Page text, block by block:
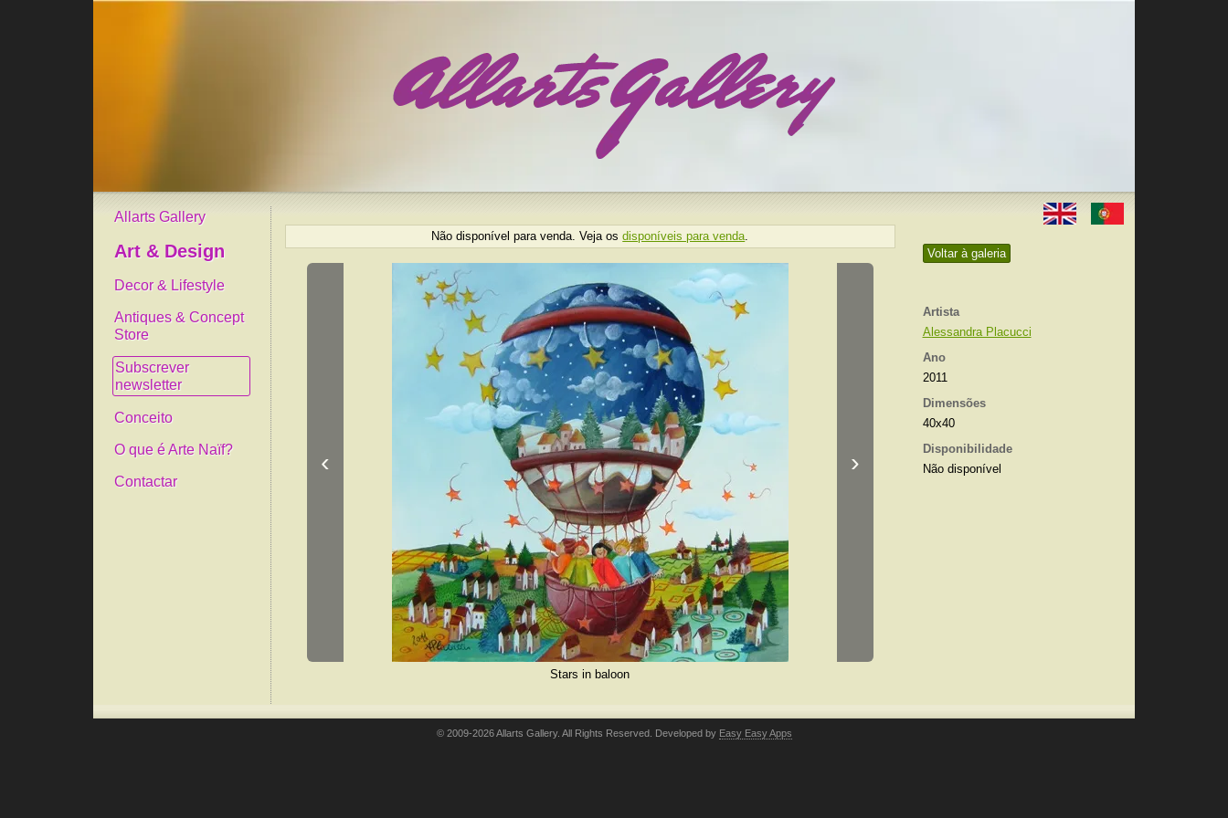
Allarts Gallery
Art & Design
Decor & Lifestyle
Antiques & Concept
Store
Subscrever
newsletter
Conceito
O que é Arte Naïf?
Contactar
Voltar à galeria
Artista
Alessandra Placucci
Ano
2011
Dimensões
40x40
Disponibilidade
Não disponível
Não disponível para venda. Veja osdisponíveis para venda
‹ ›
Stars in baloon
© 2009-2026 Allarts Gallery. All Rights Reserved. Developed by Easy Easy Apps